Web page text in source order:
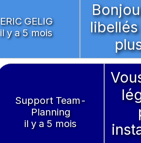
ERIC GELIG
il y a 5 mois
Support Team-
Planning
il y a 5 mois